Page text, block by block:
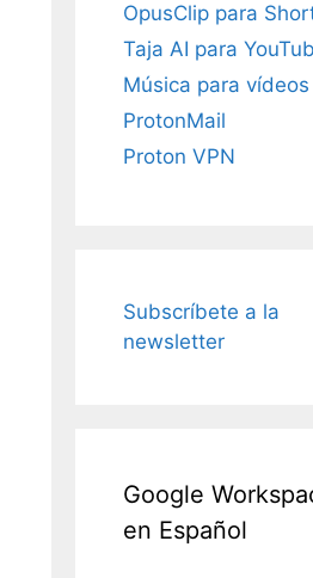
OpusClip para
Taja AI para
Música para vídeos
ProtonMail
Proton VPN
Subscríbete a la
newsletter
Google
en Español